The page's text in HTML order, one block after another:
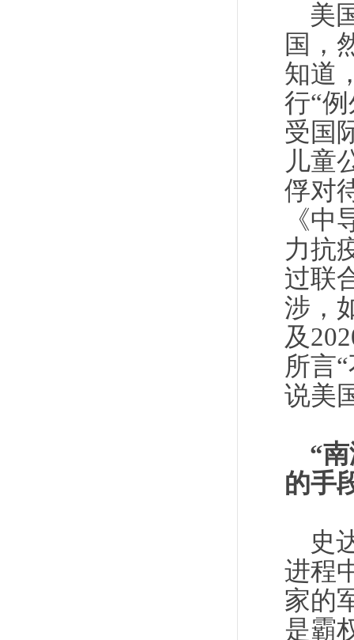
美
国，
知道
行“
受国
儿童
俘对
《
力抗
过联
涉，
及
所言
说美
“
的手
史
进程
家的
是霸